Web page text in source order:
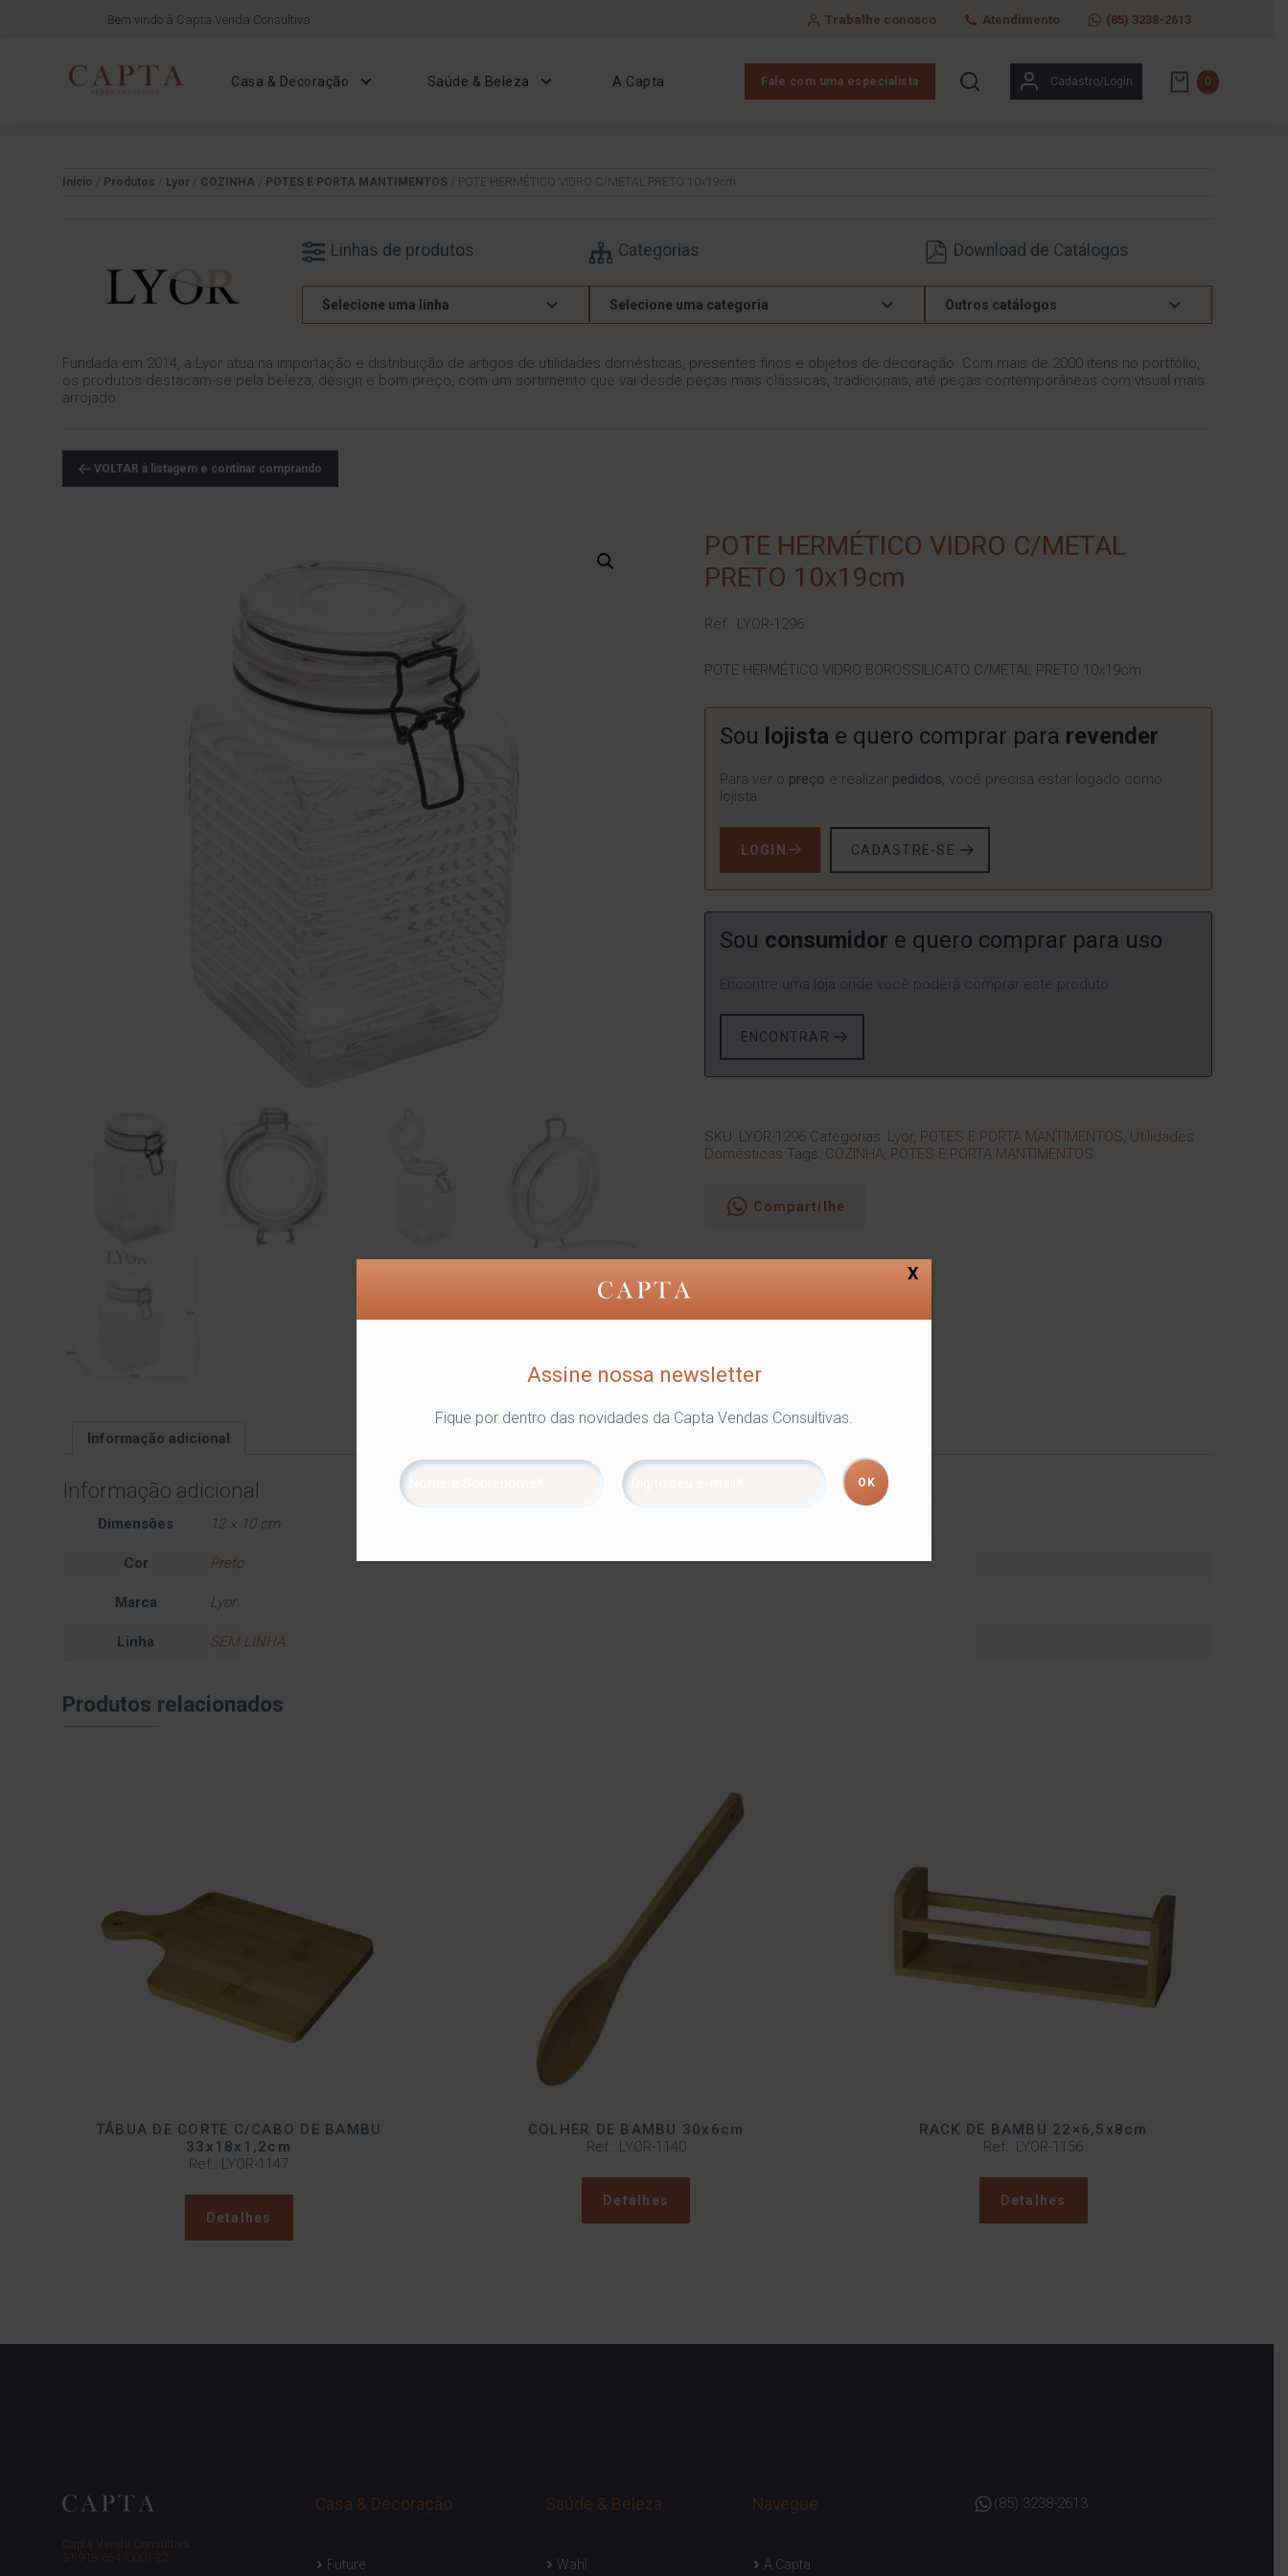
Bem vindo à Capta Venda Consultiva Trabalhe conosco Atendimento (85) 3238-2613
Casa & Decoração Saúde & Beleza A Capta Fale com uma especialista Cadastro/Login 0
Início Produtos Lyor COZINHA/ POTES E PORTA MANTIMENTOS / POTE HERMÉTICO VIDRO C/METAL PRETO 10x19cm
Linhas de produtos
Selecione uma linha
Categorias
Selecione uma categoria
Download de Catálogos
Outros catálogos
Fundada em 2014, a Lyor atua na importação e distribuição de artigos de utilidades domésticas, presentes finos e objetos de decoração. Com mais de 2000 itens no portfólio,
os produtos destacam-se pela beleza, design e bom preço, com um sortimento que vai desde peças mais clássicas, tradicionais, até peças contemporâneas com visual mais
arrojado.
VOLTAR à listagem e continar comprando
POTE HERMÉTICO VIDRO C/METAL
PRETO 10x19cm
Ref.: LYOR-1296
POTE HERMÉTICO VIDRO BOROSSILICATO C/METAL PRETO 10x19cm
Sou lojista e quero comprar para revender
Para ver o preço e realizar pedidos, você precisa estar logado como
lojista.
LOGIN CADASTRE-SE
Sou consumidor e quero comprar para uso
Encontre uma loja onde você poderá comprar este produto.
ENCONTRAR
SKU: LYOR-1296 Categorias: Lyor, POTES E PORTA MANTIMENTOS Utilidades
Domésticas Tags: COZINHA, POTES E PORTA MANTIMENTOS
Compartilhe
Informação adicional
Informação adicional
Dimensões 12 × 10 cm
Cor Preto
Marca Lyor
Linha SEM LINHA
Produtos relacionados
TÁBUA DE CORTE C/CABO DE BAMBU
33x18x1,2cm
Ref.: LYOR-1147
Detalhes
COLHER DE BAMBU 30x6cm
Ref.: LYOR-1140
Detalhes
RACK DE BAMBU 22×6,5x8cm
Ref.: LYOR-1156
Detalhes
Capta Venda Consultiva.
31.918.654/0001-22
Casa & Decoração
Future
Saúde & Beleza
Wahl
Navegue
A Capta
(85) 3238-2613
Assine nossa newsletter
Fique por dentro das novidades da Capta Vendas Consultivas.
X